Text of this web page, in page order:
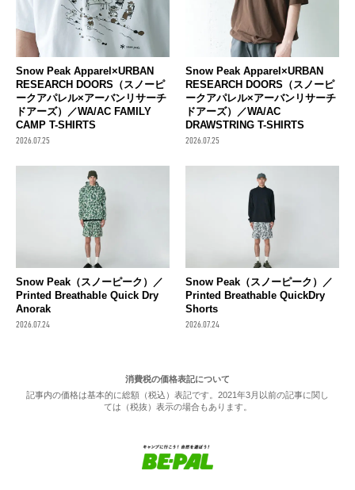
Snow Peak Apparel×URBAN
RESEARCH DOORS（スノーピ
ークアパレル×アーバンリサーチ
ドアーズ）／WA/AC FAMILY
CAMP T-SHIRTS
2026.07.25
Snow Peak Apparel×URBAN
RESEARCH DOORS（スノーピ
ークアパレル×アーバンリサーチ
ドアーズ）／WA/AC
DRAWSTRING T-SHIRTS
2026.07.25
Snow Peak（スノーピーク）／
Printed Breathable Quick Dry
Anorak
2026.07.24
Snow Peak（スノーピーク）／
Printed Breathable QuickDry
Shorts
2026.07.24
消費税の価格表記について
記事内の価格は基本的に総額（税込）表記です。2021年3月以前の記事に関し
ては（税抜）表示の場合もあります。